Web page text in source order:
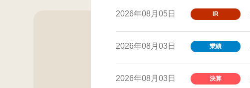
2026年08月05日 IR
2026年08月03日 業績
2026年08月03日 決算